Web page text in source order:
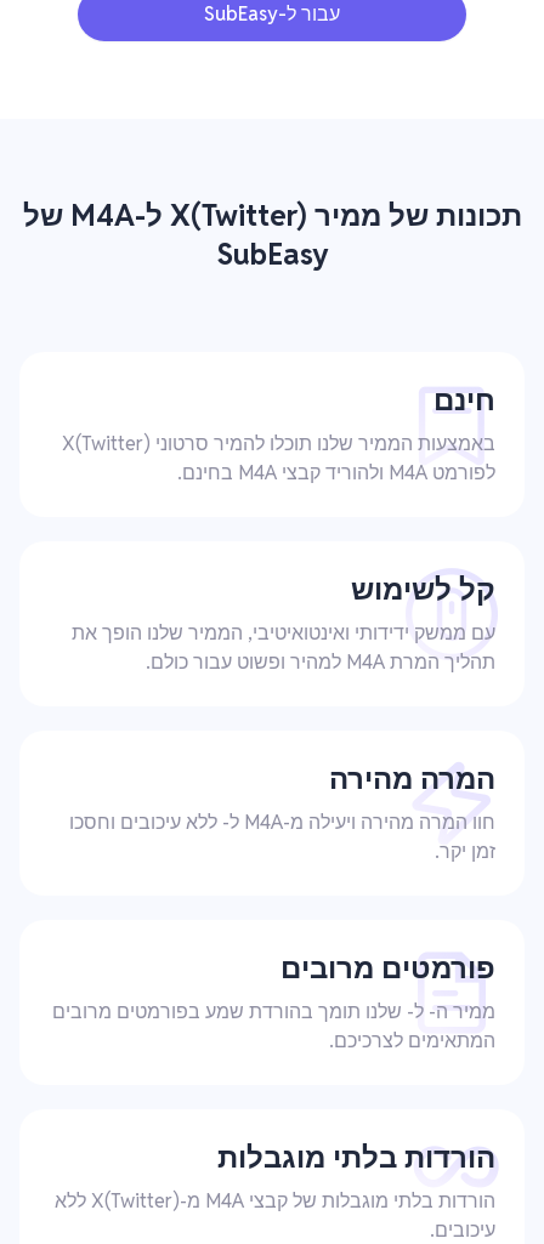
עבור ל-SubEasy
תכונות של ממיר X(Twitter) ל-M4A של
SubEasy
חינם
באמצעות הממיר שלנו תוכלו להמיר סרטוני X(Twitter)
לפורמט M4A ולהוריד קבצי M4A בחינם.
קל לשימוש
עם ממשק ידידותי ואינטואיטיבי, הממיר שלנו הופך את
תהליך המרת M4A למהיר ופשוט עבור כולם.
המרה מהירה
חוו המרה מהירה ויעילה מ-M4A ל- ללא עיכובים וחסכו
זמן יקר.
פורמטים מרובים
ממיר ה- ל- שלנו תומך בהורדת שמע בפורמטים מרובים
המתאימים לצרכיכם.
הורדות בלתי מוגבלות
הורדות בלתי מוגבלות של קבצי M4A מ-X(Twitter) ללא
עיכובים.